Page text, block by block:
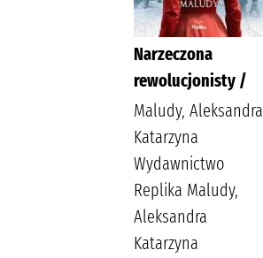
Narzeczona
rewolucjonisty /
Maludy, Aleksandra
Katarzyna
Wydawnictwo
Replika Maludy,
Aleksandra
Katarzyna